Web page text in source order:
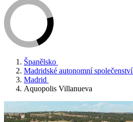
Španělsko
Madridské autonomní společenství
Madrid
Aquopolis Villanueva